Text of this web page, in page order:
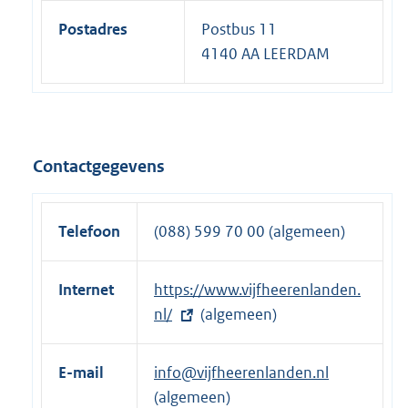
Postadres
Postbus 11
4140 AA LEERDAM
Contactgegevens
Telefoon (088) 599 70 00 (algemeen)
Internet
E
x
t
e
r
https://www.vijfheerenlanden.
nl/
(algemeen)
E-mail
info@vijfheerenlanden.nl
(algemeen)